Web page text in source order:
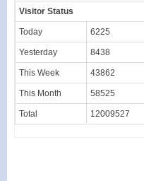
Visitor Status
Today 6225
Yesterday 8438
This Week 43862
This Month 58525
Total 12009527